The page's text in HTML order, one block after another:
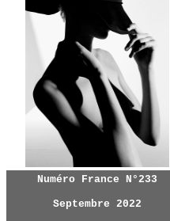
Numéro France N°233
Septembre 2022